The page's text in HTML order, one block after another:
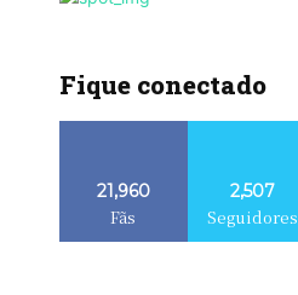
Fique conectado
21,960
Fãs
2,507
Seguidores